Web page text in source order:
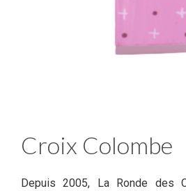
Croix Colombe
Depuis 2005, La Ronde des